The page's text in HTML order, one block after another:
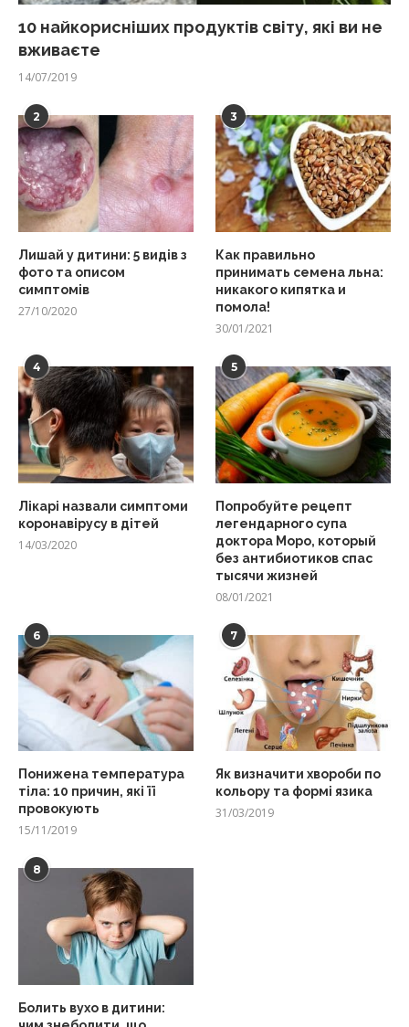
10 найкорисніших продуктів світу, які ви не
вживаєте
14/07/2019
2
Лишай у дитини: 5 видів з
фото та описом
симптомів
27/10/2020
3
Как правильно
принимать семена льна:
никакого кипятка и
помола!
30/01/2021
4
Лікарі назвали симптоми
коронавірусу в дітей
14/03/2020
5
Попробуйте рецепт
легендарного супа
доктора Моро, который
без антибиотиков спас
тысячи жизней
08/01/2021
6
Понижена температура
тіла: 10 причин, які її
провокують
15/11/2019
7
Як визначити хвороби по
кольору та формі язика
31/03/2019
8
Болить вухо в дитини: